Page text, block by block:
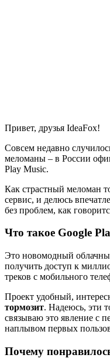
Привет, друзья IdeaFox!
Совсем недавно
меломаны – в России
Play Music.
Как страстный меломан
сервис, и делюсь
без проблем, как
Что такое Google
Это новомодный
получить доступ к
треков с мобильного
Проект удобный,
тормозит. Надеюсь, эти
связываю это явление с
наплывом первых
Почему